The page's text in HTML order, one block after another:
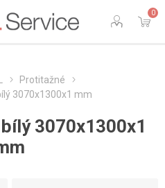
0
Protitažné
3070x1300x1 mm
3070x1300x1